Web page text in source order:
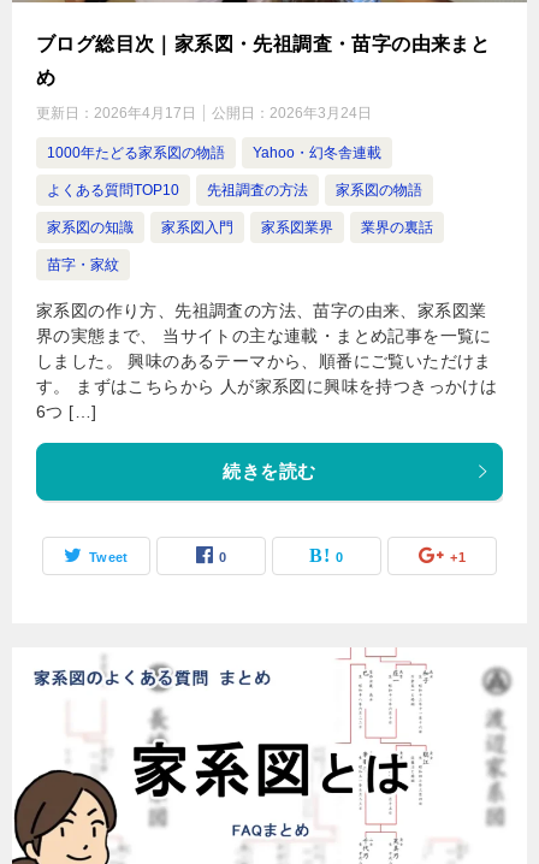
ブログ総目次｜家系図・先祖調査・苗字の由来まと
め
更新日： 2026年4月17日 公開日： 2026年3月24日
1000年たどる家系図の物語 Yahoo・幻冬舎連載
よくある質問TOP10 先祖調査の方法 家系図の物語
家系図の知識 家系図入門 家系図業界 業界の裏話
苗字・家紋
家系図の作り方、先祖調査の方法、苗字の由来、家系図業
界の実態まで、 当サイトの主な連載・まとめ記事を一覧に
しました。 興味のあるテーマから、順番にご覧いただけま
す。 まずはこちらから 人が家系図に興味を持つきっかけは
6つ […]
続きを読む
Tweet 0 0 +1